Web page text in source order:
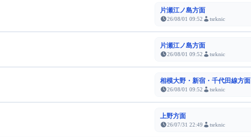
片瀬江ノ島方面
26/08/01 09:52 tsrknic
片瀬江ノ島方面
26/08/01 09:52 tsrknic
相模大野・新宿・千代田線方面
26/08/01 09:52 tsrknic
上野方面
26/07/31 22:49 tsrknic